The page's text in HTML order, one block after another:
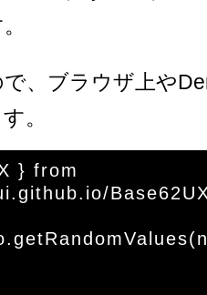
、ブラウザ上や
。
} from